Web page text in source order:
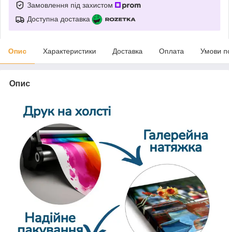
Замовлення під захистом
Доступна доставка
Опис Характеристики Доставка Оплата Умови
Опис